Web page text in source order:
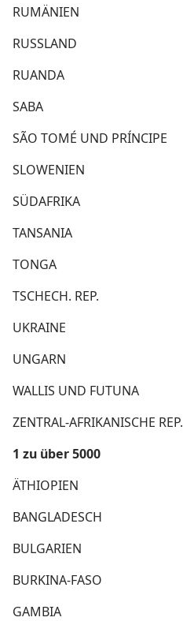
RUMÄNIEN
RUSSLAND
RUANDA
SABA
SÃO TOMÉ UND PRÍNCIPE
SLOWENIEN
SÜDAFRIKA
TANSANIA
TONGA
TSCHECH. REP.
UKRAINE
UNGARN
WALLIS UND FUTUNA
ZENTRAL-AFRIKANISCHE REP.
1 zu über 5000
ÄTHIOPIEN
BANGLADESCH
BULGARIEN
BURKINA-FASO
GAMBIA